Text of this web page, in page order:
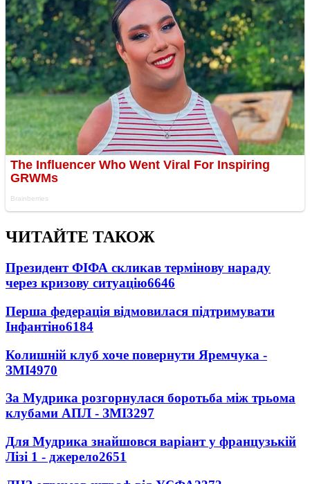
ЧИТАЙТЕ ТАКОЖ
Президент ФІФА скликав термінову нараду
через кризову ситуацію6646
Перша федерація відмовилася підтримувати
Інфантіно6184
Колишній клуб хоче повернути Яремчука -
ЗМІ4970
За Мудрика розгорнулася боротьба між трьома
клубами АПЛ - ЗМІ3297
Для Мудрика знайшовся варіант у французькій
Лізі 1 - джерело2651